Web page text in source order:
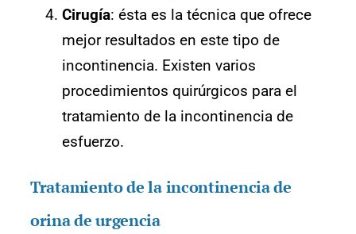
Cirugía: ésta es la técnica que ofrece
mejor resultados en este tipo de
incontinencia. Existen varios
procedimientos quirúrgicos para el
tratamiento de la incontinencia de
esfuerzo.
Tratamiento de la incontinencia de
orina de urgencia